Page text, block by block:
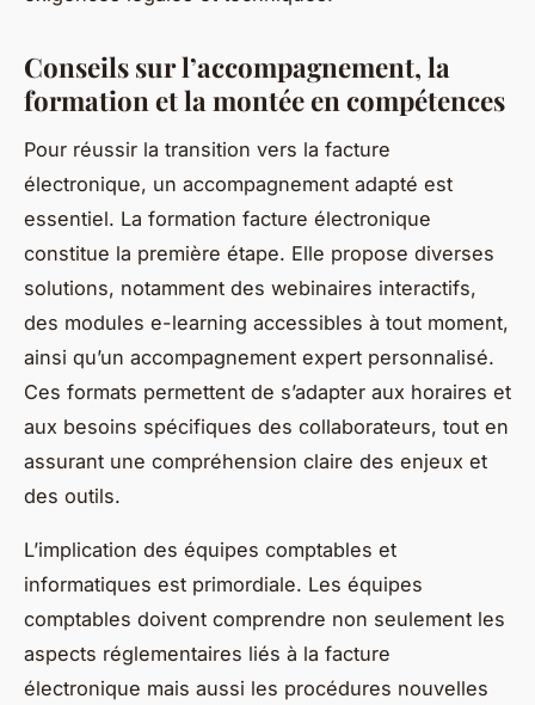
Conseils sur l’accompagnement, la
formation et la montée en compétences
Pour réussir la transition vers la facture
électronique, un accompagnement adapté est
essentiel. La formation facture électronique
constitue la première étape. Elle propose diverses
solutions, notamment des webinaires interactifs,
des modules e-learning accessibles à tout moment,
ainsi qu’un accompagnement expert personnalisé.
Ces formats permettent de s’adapter aux horaires et
aux besoins spécifiques des collaborateurs, tout en
assurant une compréhension claire des enjeux et
des outils.
L’implication des équipes comptables et
informatiques est primordiale. Les équipes
comptables doivent comprendre non seulement les
aspects réglementaires liés à la facture
électronique mais aussi les procédures nouvelles